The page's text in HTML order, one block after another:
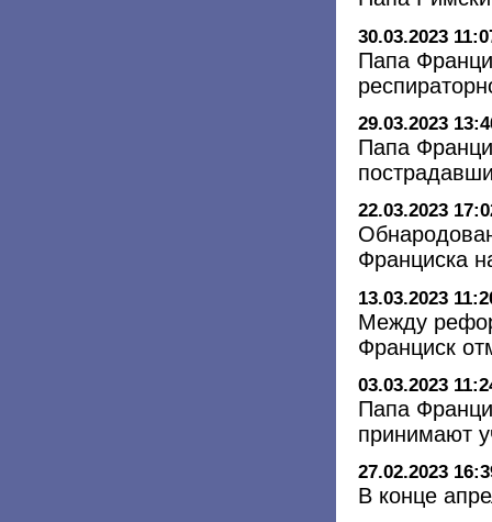
30.03.2023
Папа
29.03.2023
Папа
22.03.2023
Франциска
13.03.2023
Между
Франциск
03.03.2023
Папа
принимают
27.02.2023
В конце